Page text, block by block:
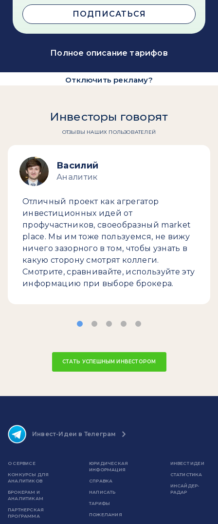
ПОДПИСАТЬСЯ
Полное описание тарифов
Отключить рекламу?
Инвесторы говорят
ОТЗЫВЫ НАШИХ ПОЛЬЗОВАТЕЛЕЙ
Василий
Аналитик
Отличный проект как агрегатор
инвестиционных идей от
профучастников, своеобразный market
place. Мы им тоже пользуемся, не вижу
ничего зазорного в том, чтобы узнать в
какую сторону смотрят коллеги.
Смотрите, сравнивайте, используйте эту
информацию при выборе брокера.
СТАТЬ УСПЕШНЫМ ИНВЕСТОРОМ
Инвест-Идеи в Телеграм
О СЕРВИСЕ
КОНКУРСЫ ДЛЯ
АНАЛИТИКОВ
БРОКЕРАМ И
АНАЛИТИКАМ
ПАРТНЕРСКАЯ
ПРОГРАММА
ЮРИДИЧЕСКАЯ
ИНФОРМАЦИЯ
СПРАВКА
НАПИСАТЬ
ТАРИФЫ
ПОЖЕЛАНИЯ
ИНВЕСТ ИДЕИ
СТАТИСТИКА
ИНСАЙДЕР-
РАДАР